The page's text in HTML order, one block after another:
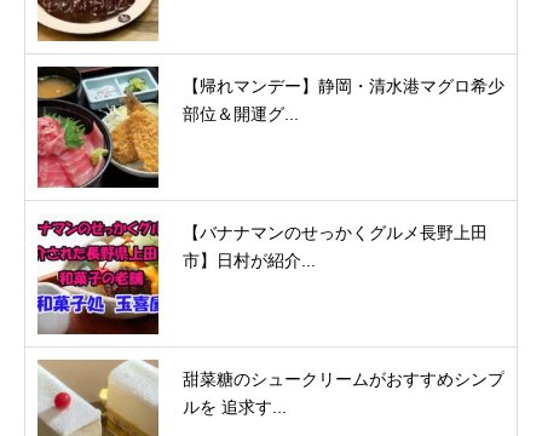
【帰れマンデー】静岡・清水港マグロ希少
部位＆開運グ...
【バナナマンのせっかくグルメ長野上田
市】日村が紹介...
甜菜糖のシュークリームがおすすめシンプ
ルを 追求す...